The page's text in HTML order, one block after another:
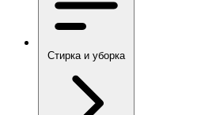
Стирка и уборка